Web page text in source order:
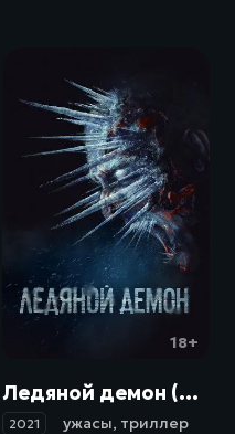
ужасы
18+
Ледяной демон (2021)
2021 ужасы, триллер